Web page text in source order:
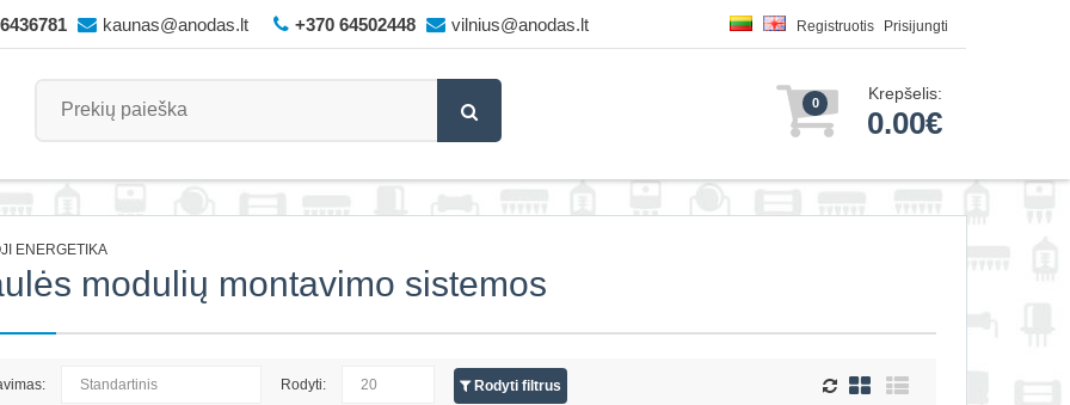
kaunas@anodas.lt +370 64502448 vilnius@anodas.lt Registruotis Prisijungti
0 Krepšelis:
0.00€
ENERGETIKA
modulių montavimo sistemos
Rodyti: Rodyti filtrus